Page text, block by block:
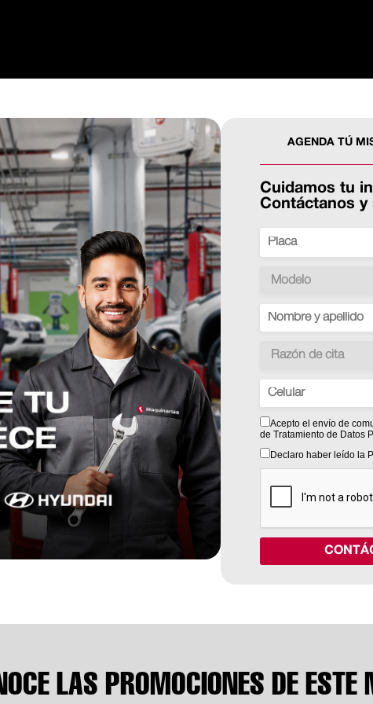
AGENDA TÚ
Cuidamos tu
Contáctanos y
Acepto el envío de
de Tratamiento de Datos
Declaro haber leído la
LAS PROMOCIONES DE ESTE